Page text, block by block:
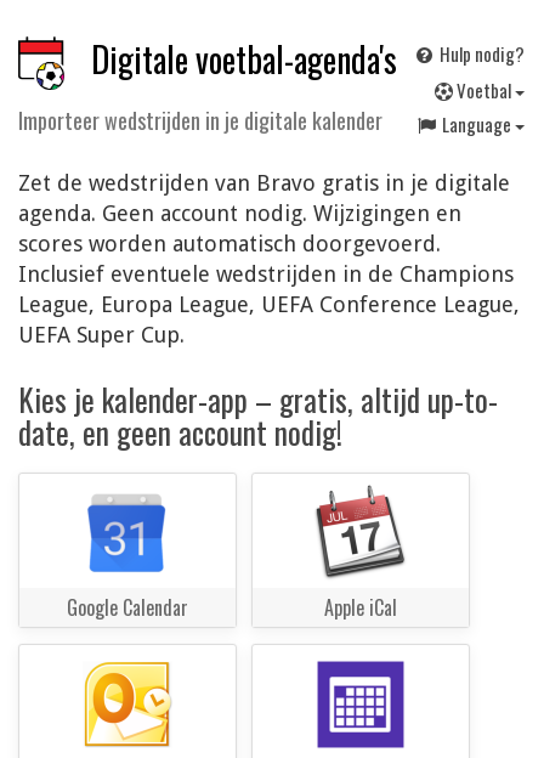
Digitale voetbal-agenda's
Importeer wedstrijden in je digitale kalender
Hulp nodig?
Voetbal
Language
Zet de wedstrijden van Bravo gratis in je digitale
agenda. Geen account nodig. Wijzigingen en
scores worden automatisch doorgevoerd.
Inclusief eventuele wedstrijden in de Champions
League, Europa League, UEFA Conference League,
UEFA Super Cup.
Kies je kalender-app – gratis, altijd up-to-
date, en geen account nodig!
Google Calendar Apple iCal